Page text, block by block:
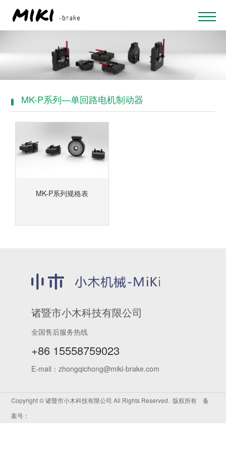
MK-P系列—单回路电机制动器
MK-P系列规格表
诸暨市小木科技有限公司
全国售后服务热线
+86 15558759023
E-mail：zhongqichong@miki-brake.com
Copyright © 诸暨市小木科技有限公司 All Rights Reserved. 版权所有 备
案号：